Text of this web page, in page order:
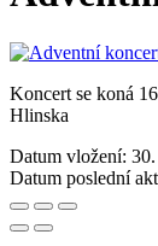
Koncert se koná
Hlinska
Datum vložení:
Datum poslední